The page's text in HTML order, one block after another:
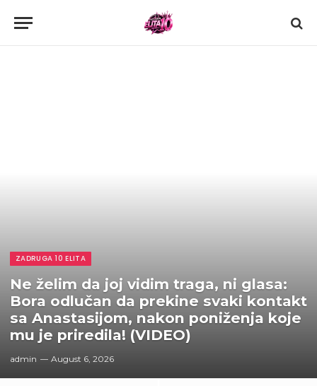
ZADRUGA 10 ELITA
Ne želim da joj vidim traga, ni glasa:
Bora odlučan da prekine svaki kontakt
sa Anastasijom, nakon poniženja koje
mu je priredila! (VIDEO)
admin August 6, 2026